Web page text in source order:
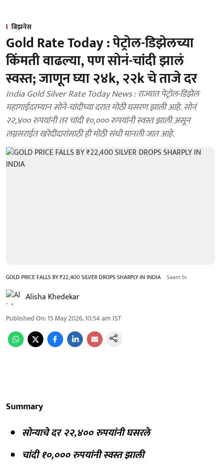
बिझनेस
Gold Rate Today : पेट्रोल-डिझेलच्या
किंमती वाढल्या, पण सोनं-चांदी झालं
स्वस्त; जाणून घ्या २४k, २२k चे ताजे दर
India Gold Silver Rate Today News : राज्यात पेट्रोल-डिझेल
महागाईदरम्यान सोने-चांदीच्या दरात मोठी घसरण झाली आहे. सोनं
२२,४०० रुपयांनी तर चांदी १०,००० रुपयांनी स्वस्त झाली असून
लग्नसराईत खरेदीदारांसाठी ही मोठी संधी मानली जात आहे.
GOLD PRICE FALLS BY ₹22,400 SILVER DROPS SHARPLY IN INDIA Saam tv
Alisha Khedekar
Published On:15 May 2026, 10:54 am IST
Summary
सोन्याचे दर २२,४०० रुपयांनी घसरले
चांदी १०,००० रुपयांनी स्वस्त झाली